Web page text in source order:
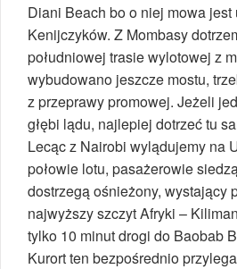
Diani Beach bo o niej mowa
Kenijczyków. Z Mombasy
południowej trasie wylotowej z
wybudowano jeszcze mostu,
z przeprawy promowej. Jeżeli
głębi lądu, najlepiej dotrzeć tu
Lecąc z Nairobi wylądujemy na
połowie lotu, pasażerowie
dostrzegą ośnieżony, wystający
najwyższy szczyt Afryki –
tylko 10 minut drogi do Baobab
Kurort ten bezpośrednio